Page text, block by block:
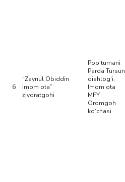
6
“Zaynul Obiddin
Imom ota”
ziyoratgohi
Pop tumani
Parda Tursun
qishlog‘i,
Imom ota
MFY
Oromgoh
ko‘chasi